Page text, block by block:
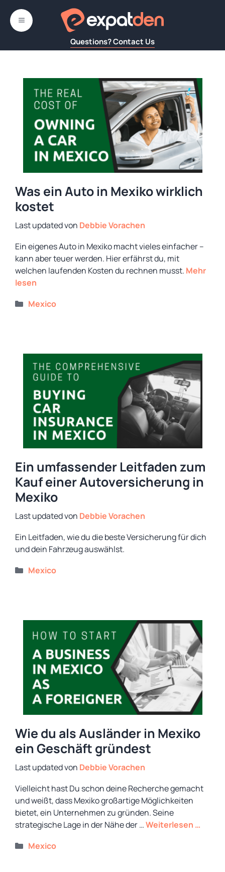
Inhalt
springen
Questions? Contact Us
MENÜ
Was ein Auto in Mexiko wirklich
kostet
von Debbie Vorachen
Ein eigenes Auto in Mexiko macht vieles einfacher –
kann aber teuer werden. Hier erfährst du, mit
welchen laufenden Kosten du rechnen musst. Mehr
lesen
Kategorien
Mexico
Ein umfassender Leitfaden zum
Kauf einer Autoversicherung in
Mexiko
von Debbie Vorachen
Ein Leitfaden, wie du die beste Versicherung für dich
und dein Fahrzeug auswählst.
Kategorien
Mexico
Wie du als Ausländer in Mexiko
ein Geschäft gründest
von Debbie Vorachen
Vielleicht hast Du schon deine Recherche gemacht
und weißt, dass Mexiko großartige Möglichkeiten
bietet, ein Unternehmen zu gründen. Seine
strategische Lage in der Nähe der …Weiterlesen …
Kategorien
Mexico